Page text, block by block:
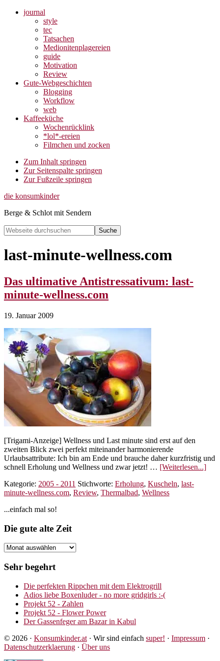
journal
style
tec
Tatsachen
Medionitenplagereien
guide
Motivation
Review
Gute-Webgeschichten
Blogging
Workflow
web
Kaffeeküche
Wochenrücklink
*lol*-ereien
Filmchen und zocken
Zum Inhalt springen
Zur Seitenspalte springen
Zur Fußzeile springen
die konsumkinder
Berge & Schlot mit Sendern
Webseite
durchsuchen
Search
last-minute-wellness.com
Das ultimative Antistressativum: last-
minute-wellness.com
19. Januar 2009
[Trigami-Anzeige] Wellness und Last minute sind erst auf den
zweiten Blick zwei perfekt miteinander harmonierende
Urlaubsattribute: Ich bin am Ende und brauche daher kurzfristig und
schnell Erholung und Wellness und zwar jetzt! … [Weiterlesen...]
Kategorie: 2005 - 2011 Stichworte: Erholung, Kuscheln, last-
minute-wellness.com, Review, Thermalbad, Wellness
Seitenspalte
...einfach mal so!
Footer
Die gute alte Zeit
Die
alte
Sehr begehrt
Die perfekten Rippchen mit dem Elektrogrill
Adios liebe Boxenluder - no more gridgirls :-(
Projekt 52 - Zahlen
Projekt 52 - Flower Power
Der Gassenfeger am Bazar in Kabul
© 2026 · Konsumkinder.at · Wir sind einfach super! · Impressum ·
Datenschutzerklaerung · Über uns